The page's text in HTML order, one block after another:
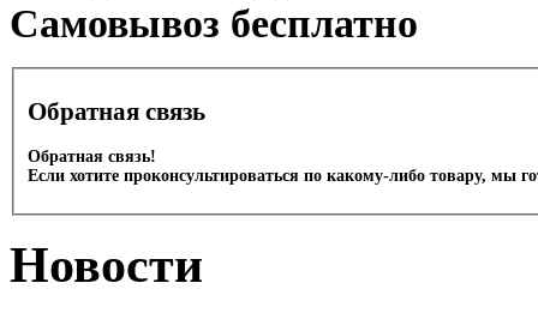
Cамовывоз бесплатно
Обратная связь
Обратная связь!
Если хотите проконсультироваться по какому-либо товару, мы
Новости